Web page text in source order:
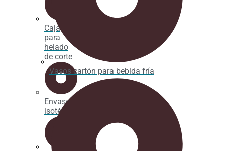
Caja
para
helado
de corte
Envases
isotérmicos
Vasos cartón para bebida fría